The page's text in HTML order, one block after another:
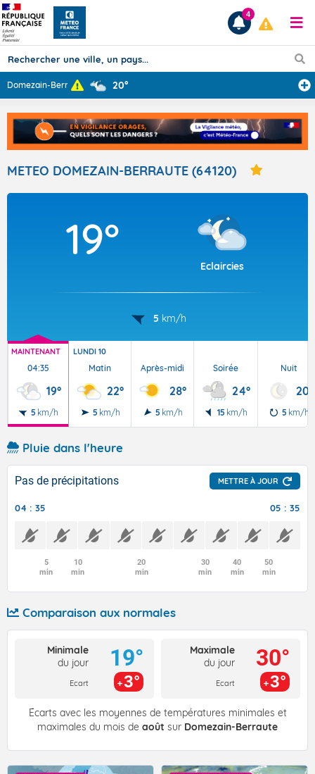
Prévisions
TOUS LES RÉSULTATS
Articles
4
Domezain-Berrau... 20°
METEO DOMEZAIN-BERRAUTE (64120)
19°
Eclaircies
5 km/h
MAINTENANT
04:35
19°
5 km/h
LUNDI 10
Matin
22°
5 km/h
Après-midi
28°
5 km/h
Soirée
24°
15 km/h
Nuit
20°
5 km/h
Pluie dans l'heure
Pas de précipitations METTRE À JOUR
04 : 35 05 : 35
5
min
10
min
20
min
30
min
40
min
50
min
Comparaison aux normales
Minimale
du jour
Ecart
19°
3°
Maximale
du jour
Ecart
30°
3°
Écarts avec les moyennes de températures minimales et
maximales du mois de août sur Domezain-Berraute